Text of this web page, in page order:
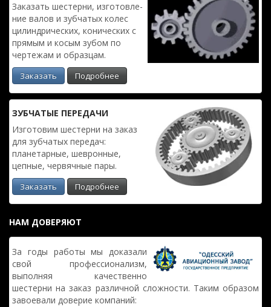
Заказать шестерни, изготовле­
ние валов и зубчатых колес
цилиндри­ческих, конических с
прямым и косым зубом по
чертежам и образцам.
Заказать Подробнее
ЗУБЧАТЫЕ ПЕРЕДАЧИ
Изготовим шестерни на заказ
для зубчатых передач:
планетарные, шевронные,
цепные, червячные пары.
Заказать Подробнее
НАМ ДОВЕРЯЮТ
За годы работы мы доказали
свой профессионализм,
выполняя качественно
шестерни на заказ различной сложности. Таким образом
завоевали доверие компаний: